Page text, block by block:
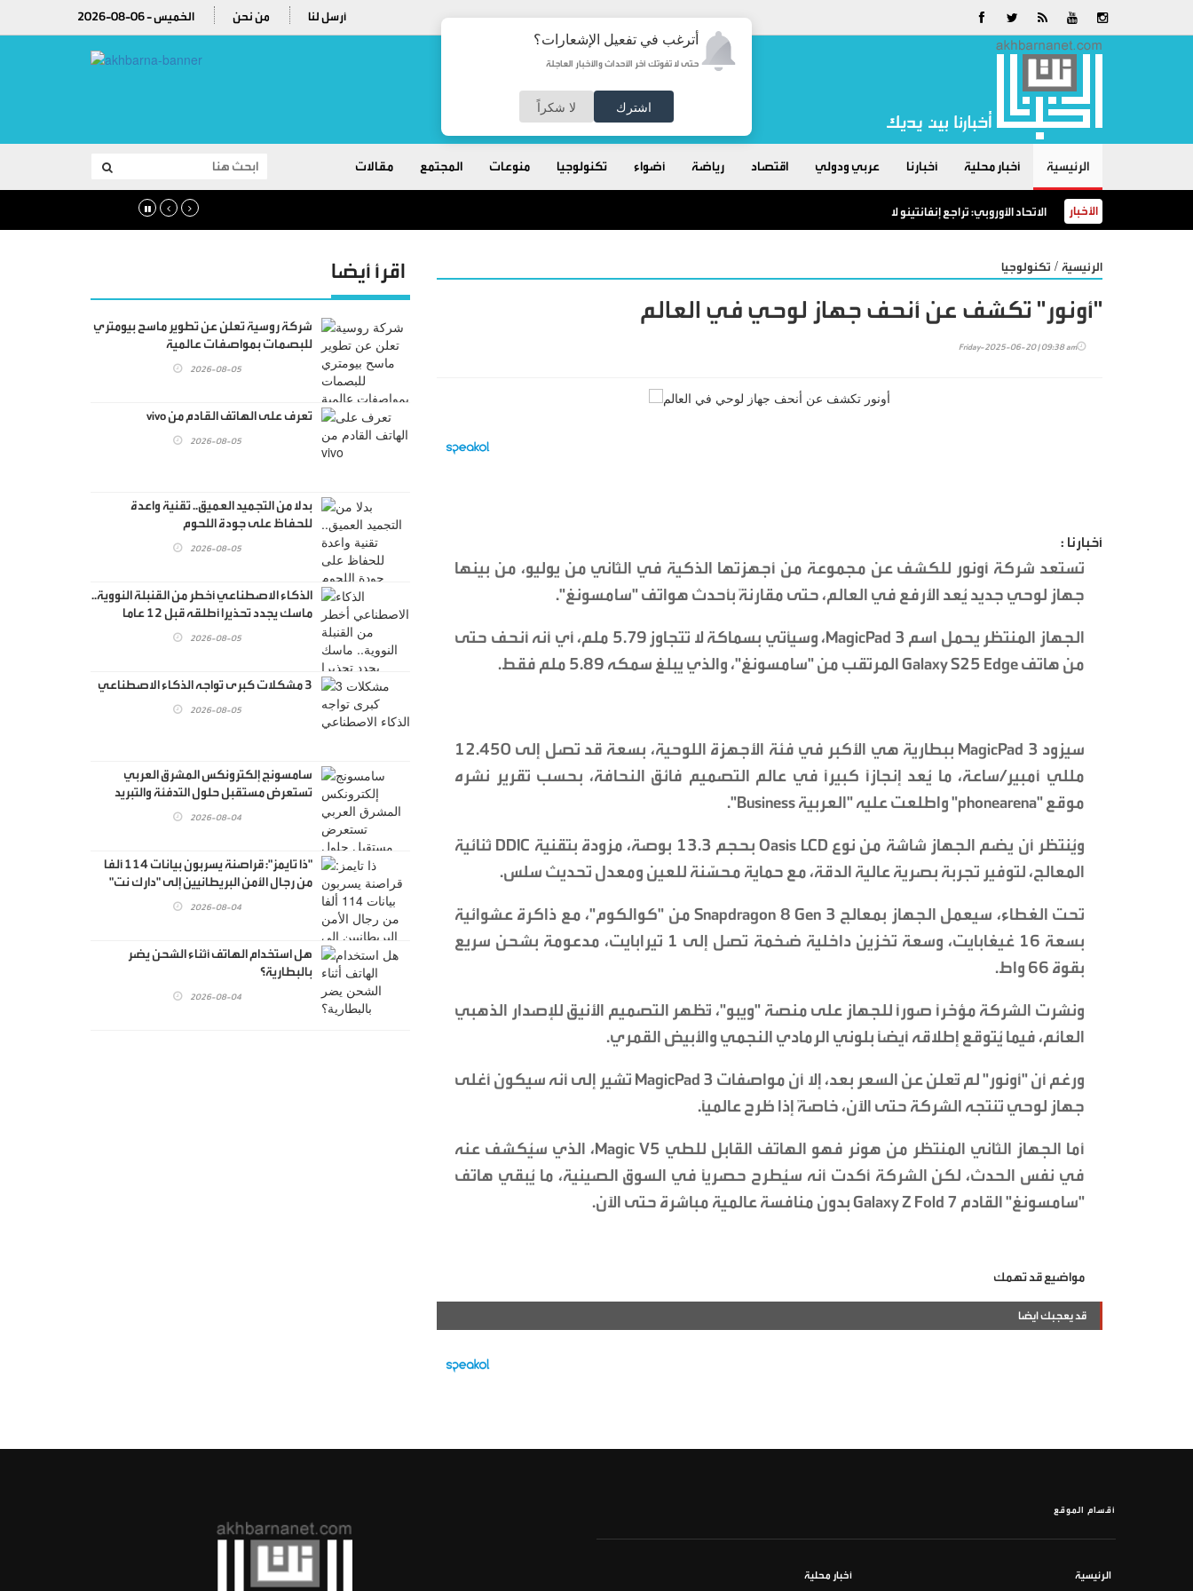
أترغب في تفعيل الإشعارات؟
حتى لا تفوتك آخر الأحداث والأخبار العاجلة
اشترك لا شكراً
2026-08-06 - الخميس من نحن أرسل لنا
الرئيسية أخبار محلية أخبارنا عربي ودولي اقتصاد رياضة أضواء تكنولوجيا منوعات المجتمع مقالات
الأخبار الاتحاد الأوروبي: تراجع إنفانتينو لا يعني شيئاً.. سنقاطع كأس العالم
الرئيسية / تكنولوجيا
"أونور" تكشف عن أنحف جهاز لوحي في العالم
Friday-2025-06-20 | 09:38 am
أخبارنا :
تستعد شركة أونور للكشف عن مجموعة من أجهزتها الذكية في الثاني من يوليو، من بينها
جهاز لوحي جديد يُعد الأرفع في العالم، حتى مقارنةً بأحدث هواتف "سامسونغ".
الجهاز المنتظر يحمل اسم MagicPad 3، وسيأتي بسماكة لا تتجاوز 5.79 ملم، أي أنه أنحف حتى
من هاتف Galaxy S25 Edge المرتقب من "سامسونغ"، والذي يبلغ سمكه 5.89 ملم فقط.
سيزود MagicPad 3 ببطارية هي الأكبر في فئة الأجهزة اللوحية، بسعة قد تصل إلى 12.450
مللي أمبير/ساعة، ما يُعد إنجازًا كبيرًا في عالم التصميم فائق النحافة، بحسب تقرير نشره
موقع "phonearena" واطلعت عليه "العربية Business".
ويُنتظر أن يضم الجهاز شاشة من نوع Oasis LCD بحجم 13.3 بوصة، مزودة بتقنية DDIC ثنائية
المعالج، لتوفير تجربة بصرية عالية الدقة، مع حماية محسّنة للعين ومعدل تحديث سلس.
تحت الغطاء، سيعمل الجهاز بمعالج Snapdragon 8 Gen 3 من "كوالكوم"، مع ذاكرة عشوائية
بسعة 16 غيغابايت، وسعة تخزين داخلية ضخمة تصل إلى 1 تيرابايت، مدعومة بشحن سريع
بقوة 66 واط.
ونشرت الشركة مؤخرًا صورًا للجهاز على منصة "ويبو"، تُظهر التصميم الأنيق للإصدار الذهبي
العائم، فيما يُتوقع إطلاقه أيضًا بلوني الرمادي النجمي والأبيض القمري.
ورغم أن "أونور" لم تُعلن عن السعر بعد، إلا أن مواصفات MagicPad 3 تشير إلى أنه سيكون أغلى
جهاز لوحي تنتجه الشركة حتى الآن، خاصةً إذا طُرح عالميًا.
أما الجهاز الثاني المنتظر من هونر فهو الهاتف القابل للطي Magic V5، الذي سيُكشف عنه
في نفس الحدث، لكن الشركة أكدت أنه سيُطرح حصريًا في السوق الصينية، ما يُبقي هاتف
"سامسونغ" القادم Galaxy Z Fold 7 بدون منافسة عالمية مباشرة حتى الآن.
مواضيع قد تهمك
قد يعجبك ايضا
اقرأ أيضا
شركة روسية تعلن عن تطوير ماسح بيومتري
للبصمات بمواصفات عالمية
2026-08-05
تعرف على الهاتف القادم من vivo
2026-08-05
بدلا من التجميد العميق.. تقنية واعدة
للحفاظ على جودة اللحوم
2026-08-05
الذكاء الاصطناعي أخطر من القنبلة النووية..
ماسك يجدد تحذيرا أطلقه قبل 12 عاما
2026-08-05
3 مشكلات كبرى تواجه الذكاء الاصطناعي
2026-08-05
سامسونج إلكترونكس المشرق العربي
تستعرض مستقبل حلول التدفئة والتبريد
الذكية أمام نخبة من الاستشاريين
2026-08-04
"ذا تايمز": قراصنة يسربون بيانات 114 ألفا
من رجال الأمن البريطانيين إلى "دارك نت"
2026-08-04
هل استخدام الهاتف أثناء الشحن يضر
بالبطارية؟
2026-08-04
أقسام الموقع
الرئيسية أخبار محلية